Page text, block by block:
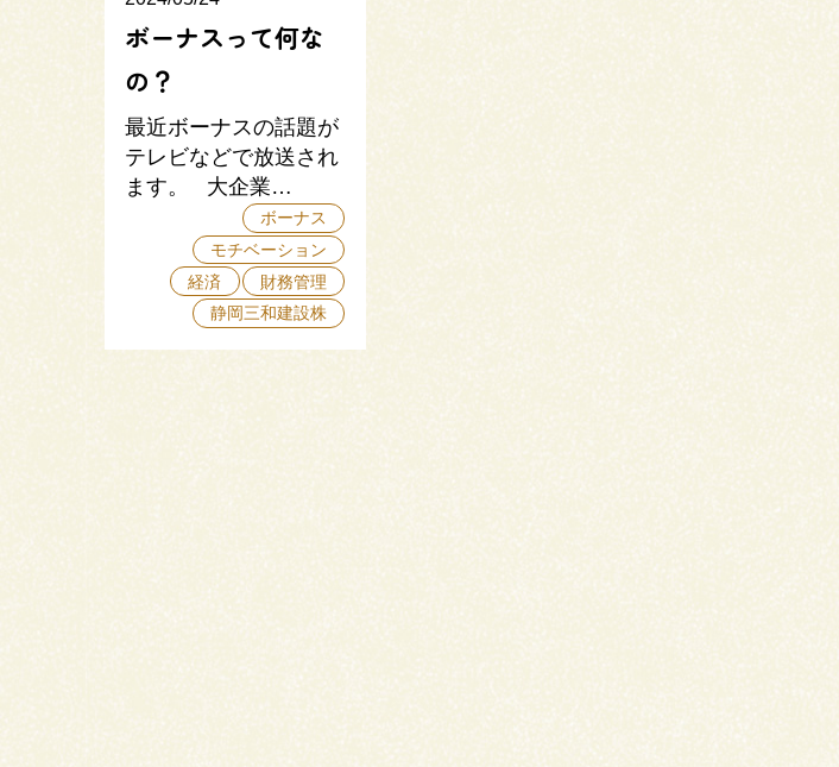
ボーナスって何な
の？
最近ボーナスの話題が
テレビなどで放送され
ます。 大企業…
ボーナス
モチベーション
経済
財務管理
静岡三和建設株